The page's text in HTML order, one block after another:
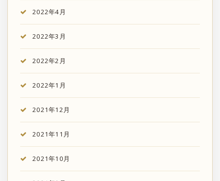
2022年4月
2022年3月
2022年2月
2022年1月
2021年12月
2021年11月
2021年10月